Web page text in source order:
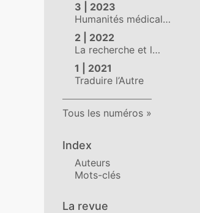
3 | 2023
Humanités médical…
2 | 2022
La recherche et l…
1 | 2021
Traduire l’Autre
Tous les numéros
Index
Auteurs
Mots-clés
La revue